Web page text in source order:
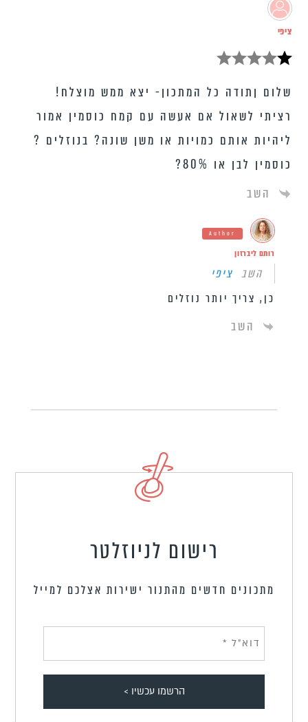
ציפי
שלום ןתודה כל המתכון- יצא ממש מוצלח!
רציתי לשאול אם אעשה עם קמח כוסמין אמור
ליהיות אותם כמויות או משן שונה? בנוזלים ?
כוסמין לבן או 80%?
השב
Author
רותם ליברזון
השב ציפי
כן, צריך יותר נוזלים
השב
רישום לניוזלטר
מתכונים חדשים מהתנור ישירות אצלכם למייל